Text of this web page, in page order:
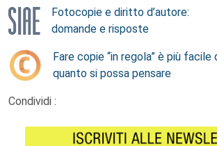
Fotocopie e diritto d’autore:
domande e risposte
Fare copie “in regola” è più facile
quanto si possa pensare
Condividi :